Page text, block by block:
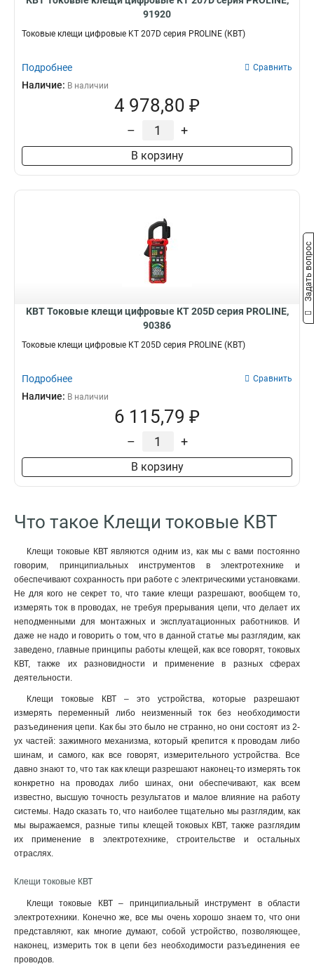
91920
Токовые клещи цифровые KT 207D серия PROLINE (КВТ)
Подробнее Сравнить
Наличие: В наличии
4 978,80 ₽
– +
В корзину
КВТ Токовые клещи цифровые КТ 205D серия PROLINE,
90386
Токовые клещи цифровые КТ 205D серия PROLINE (КВТ)
Подробнее Сравнить
Наличие: В наличии
6 115,79 ₽
– +
В корзину
Что такое Клещи токовые КВТ
Клещи токовые КВТ являются одним из, как мы с вами постоянно
говорим, принципиальных инструментов в электротехнике и
обеспечивают сохранность при работе с электрическими установками.
Не для кого не секрет то, что такие клещи разрешают, вообщем то,
измерять ток в проводах, не требуя прерывания цепи, что делает их
неподменными для монтажных и эксплуатационных работников. И
даже не надо и говорить о том, что в данной статье мы разглядим, как
заведено, главные принципы работы клещей, как все говорят, токовых
КВТ, также их разновидности и применение в разных сферах
деятельности.
Клещи токовые КВТ – это устройства, которые разрешают
измерять переменный либо неизменный ток без необходимости
разъединения цепи. Как бы это было не странно, но они состоят из 2-
ух частей: зажимного механизма, который крепится к проводам либо
шинам, и самого, как все говорят, измерительного устройства. Все
давно знают то, что так как клещи разрешают наконец-то измерять ток
конкретно на проводах либо шинах, они обеспечивают, как всем
известно, высшую точность результатов и малое влияние на работу
системы. Надо сказать то, что наиболее тщательно мы разглядим, как
мы выражаемся, разные типы клещей токовых КВТ, также разглядим
их применение в электротехнике, строительстве и остальных
отраслях.
Клещи токовые КВТ
Клещи токовые КВТ – принципиальный инструмент в области
электротехники. Конечно же, все мы очень хорошо знаем то, что они
представляют, как многие думают, собой устройство, позволяющее,
наконец, измерить ток в цепи без необходимости разъединения ее
проводов.
Задать вопрос